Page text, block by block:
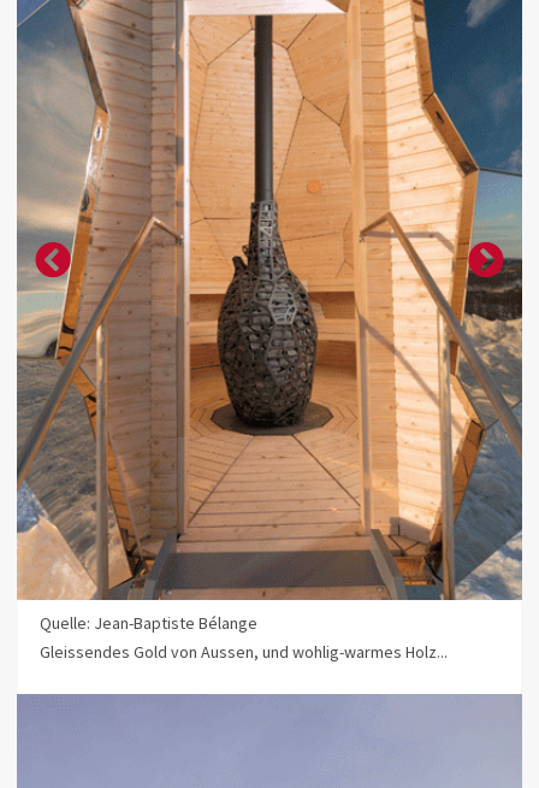
Quelle: Jean-Baptiste Bélange
Gleissendes Gold von Aussen, und wohlig-warmes Holz...